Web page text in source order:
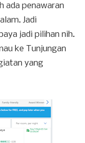
ada penawaran
Jadi
jadi pilihan nih.
ke Tunjungan
yang